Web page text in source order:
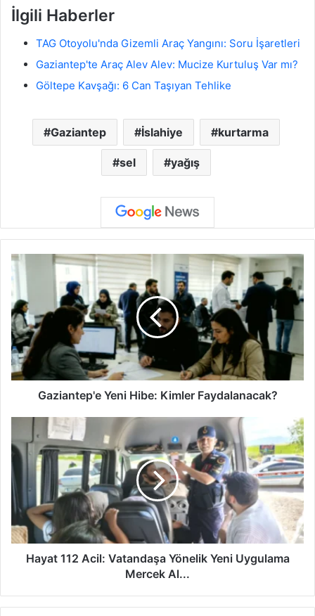
İlgili Haberler
TAG Otoyolu'nda Gizemli Araç Yangını: Soru İşaretleri
Gaziantep'te Araç Alev Alev: Mucize Kurtuluş Var mı?
Göltepe Kavşağı: 6 Can Taşıyan Tehlike
Gaziantep İslahiye kurtarma
sel yağış
G
a
z
i
a
n
t
e
p
n
i
H
b
e
:
Gaziantep'e Yeni Hibe: Kimler Faydalanacak?
a
y
a
t
1
1
2
A
Hayat 112 Acil: Vatandaşa Yönelik Yeni Uygulama
Mercek Al...